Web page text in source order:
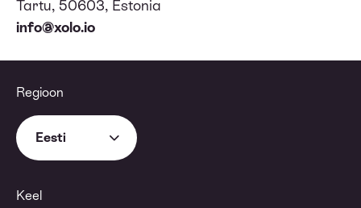
Tartu, 50603, Estonia
info@xolo.io
Regioon
Eesti
Keel